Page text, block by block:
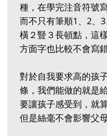
種，在學完注音符號
而不只有筆順1、2、
橫２豎３長頓點，這
方面字也比較不會寫錯
對於自我要求高的孩
條，我們能做的就是
要讓孩子感受到，就
但是絲毫不會影響父